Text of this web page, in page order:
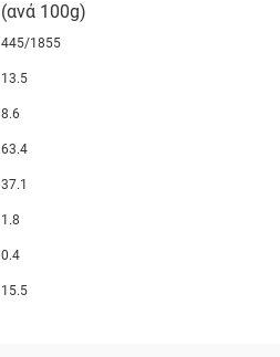
(ανά 100g)
445/1855
13.5
8.6
63.4
37.1
1.8
0.4
15.5